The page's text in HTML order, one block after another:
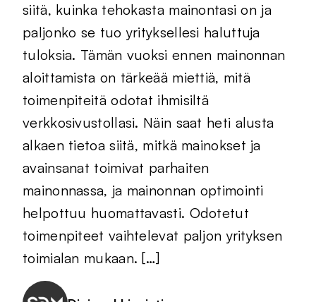
siitä, kuinka tehokasta mainontasi on ja
paljonko se tuo yrityksellesi haluttuja
tuloksia. Tämän vuoksi ennen mainonnan
aloittamista on tärkeää miettiä, mitä
toimenpiteitä odotat ihmisiltä
verkkosivustollasi. Näin saat heti alusta
alkaen tietoa siitä, mitkä mainokset ja
avainsanat toimivat parhaiten
mainonnassa, ja mainonnan optimointi
helpottuu huomattavasti. Odotetut
toimenpiteet vaihtelevat paljon yrityksen
toimialan mukaan. […]